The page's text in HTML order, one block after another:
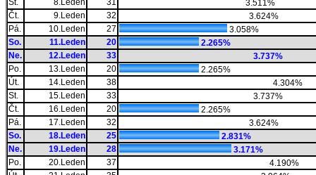
St.
8.Leden 31
3.511%
Čt.
9.Leden 32
3.624%
Pá.
10.Leden 27
3.058%
So.
11.Leden 20
2.265%
Ne.
12.Leden 33
3.737%
Po.
13.Leden 20
2.265%
Út.
14.Leden 38
4.304%
St.
15.Leden 33
3.737%
Čt.
16.Leden 20
2.265%
Pá.
17.Leden 32
3.624%
So.
18.Leden 25
2.831%
Ne.
19.Leden 28
3.171%
Po.
20.Leden 37
4.190%